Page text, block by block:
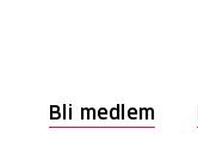
Bli medlem